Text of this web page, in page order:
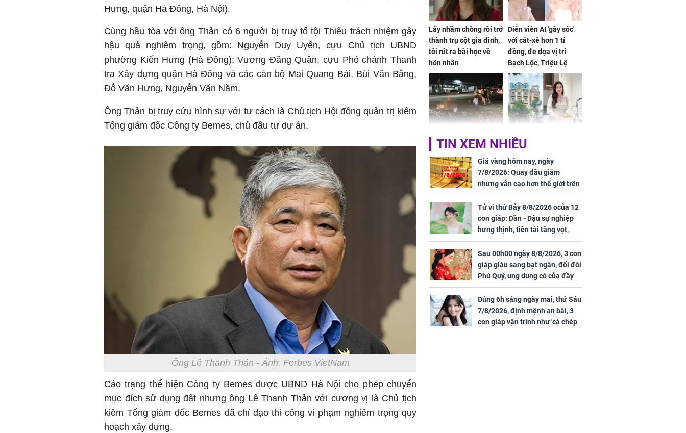
Hưng, quận Hà Đông, Hà Nội).
Cùng hầu tòa với ông Thản có 6 người bị truy tố tội Thiếu trách nhiệm gây
hậu quả nghiêm trọng, gồm: Nguyễn Duy Uyển, cựu Chủ tịch UBND
phường Kiến Hưng (Hà Đông); Vương Đăng Quân, cựu Phó chánh Thanh
tra Xây dựng quận Hà Đông và các cán bộ Mai Quang Bài, Bùi Văn Bằng,
Đỗ Văn Hưng, Nguyễn Văn Năm.
Ông Thản bị truy cứu hình sự với tư cách là Chủ tịch Hội đồng quản trị kiêm
Tổng giám đốc Công ty Bemes, chủ đầu tư dự án.
Ông Lê Thanh Thản - Ảnh: Forbes VietNam
Cáo trạng thể hiện Công ty Bemes được UBND Hà Nội cho phép chuyển
mục đích sử dụng đất nhưng ông Lê Thanh Thản với cương vị là Chủ tịch
kiêm Tổng giám đốc Bemes đã chỉ đạo thi công vi phạm nghiêm trọng quy
hoạch xây dựng.
Lấy nhầm chồng rồi trở
thành trụ cột gia đình,
tôi rút ra bài học về
hôn nhân
Diễn viên AI 'gây sốc'
với cát-xê hơn 1 tỉ
đồng, đe dọa vị trí
Bạch Lộc, Triệu Lệ
Dĩnh
TP.HCM: Nữ công nhân
tử vong trên đường đi
làm về trong khu công
nghiệp Sóng Thần
Đỗ Mỹ Linh hé lộ góc
bếp chill của nhà mới -
cạnh biệt thự bầu Hiển
Sau 00h00 ngày
8/8/2026, 3 con giáp
giàu sang bạt ngàn,
đổi đời Phú Quý, ung
dung có của đầy nhà,
ngày càng hưng thịnh
sung túc
TIN XEM NHIỀU
Giá vàng hôm nay, ngày
7/8/2026: Quay đầu giảm
nhưng vẫn cao hơn thế giới trên
7 triệu đồng
Tử vi thứ Bảy 8/8/2026 ocủa 12
con giáp: Dần - Dậu sự nghiệp
hưng thịnh, tiền tài tăng vọt,
Mão - Thân công việc bất trắc,
tiền mất tật mang
Sau 00h00 ngày 8/8/2026, 3 con
giáp giàu sang bạt ngàn, đổi đời
Phú Quý, ung dung có của đầy
nhà, ngày càng hưng thịnh sung
túc
Đúng 6h sáng ngày mai, thứ Sáu
7/8/2026, định mệnh an bài, 3
con giáp vận trình như 'cá chép